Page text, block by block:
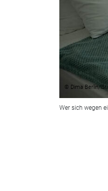
© Dima Berlin/
Wer sich wegen